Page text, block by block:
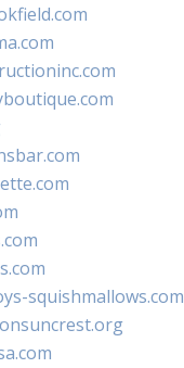
squishmallows.com